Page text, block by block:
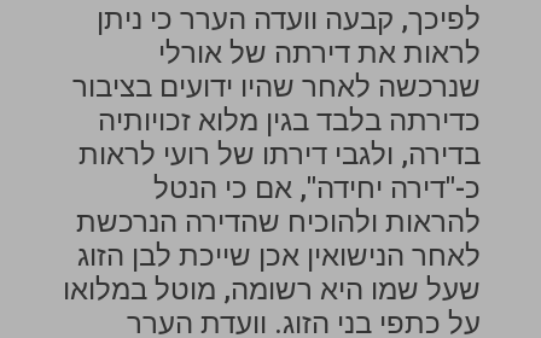
לפיכך, קבעה וועדה הערר כי ניתן
לראות את דירתה של אורלי
שנרכשה לאחר שהיו ידועים בציבור
כדירתה בלבד בגין מלוא זכויותיה
בדירה, ולגבי דירתו של רועי לראות
כ-"דירה יחידה", אם כי הנטל
להראות ולהוכיח שהדירה הנרכשת
לאחר הנישואין אכן שייכת לבן הזוג
שעל שמו היא רשומה, מוטל במלואו
על כתפי בני הזוג. וועדת הערר